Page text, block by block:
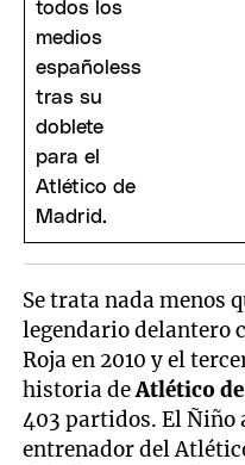
Se trata nada menos
legendario delantero
Roja en 2010 y el
historia deAtlético
403 partidos. El Ñiño
entrenador del